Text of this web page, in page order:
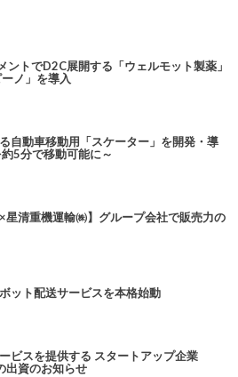
ントでD2C展開する「ウェルモット製薬」
ノ」を導入
自動車移動用「スケーター」を開発・導
5分で移動可能に～
星清重機運輸㈱】グループ会社で販売力の
ット配送サービスを本格始動
ビスを提供する スタートアップ企業
出資のお知らせ